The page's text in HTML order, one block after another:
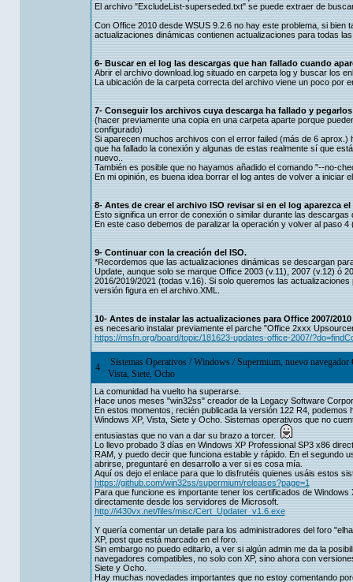
El archivo "ExcludeList-superseded.txt" se puede extraer de
Con Office 2010 desde WSUS 9.2.6 no hay este problema, si
actualizaciones dinámicas contienen actualizaciones para todas
6- Buscar en el log las descargas que han fallado cuando
Abrir el archivo download.log situado en carpeta log y buscar los
La ubicación de la carpeta correcta del archivo viene un poco por
7- Conseguir los archivos cuya descarga ha fallado y
(hacer previamente una copia en una carpeta aparte porque
configurado)
Si aparecen muchos archivos con el error failed (más de 6
que ha fallado la conexión y algunas de estas realmente sí que
nuevo..
También es posible que no hayamos añadido el comando "--no-
En mi opinión, es buena idea borrar el log antes de volver a iniciar
8- Antes de crear el archivo ISO revisar si en el log aparezca
Esto significa un error de conexión o similar durante las descargas
En este caso debemos de paralizar la operación y volver al paso
9- Continuar con la creación del ISO.
*Recordemos que las actualizaciones dinámicas se descargan
Update, aunque solo se marque Office 2003 (v.11), 2007 (v.12) ó
2016/2019/2021 (todas v.16). Si solo queremos las
versión figura en el archivo.XML.
10- Antes de instalar las actualizaciones para Office 2007/
es necesario instalar previamente el parche "Office 2xxx
https://msfn.org/board/topic/181623-updates-office-2007/
4 Sistemas Operativos/Windows/Supermium, nuevo
Vista, Siete, Ocho
La comunidad ha vuelto ha superarse.
Hace unos meses "win32ss" creador de la Legacy Software
En estos momentos, recién publicada la versión 122 R4,
Windows XP, Vista, Siete y Ocho. Sistemas operativos que no
entusiastas que no van a dar su brazo a torcer.
Lo llevo probado 3 días en Windows XP Professional SP3 x86
RAM, y puedo decir que funciona estable y rápido. En el segundo
abrirse, preguntaré en desarrollo a ver si es cosa mía.
Aquí os dejo el enlace para que lo disfrutéis quienes usáis estos
https://github.com/win32ss/supermium/releases?page=1
Para que funcione es importante tener los certificados de
directamente desde los servidores de Microsoft.
http://i430vx.net/files/misc/Cert_Updater_v1.6.exe
Y quería comentar un detalle para los administradores del foro
XP, post que está marcado en el foro.
Sin embargo no puedo editarlo, a ver si algún admin me da la
navegadores compatibles, no solo con XP, sino ahora con
Siete y Ocho.
Hay muchas novedades importantes que no estoy comentando